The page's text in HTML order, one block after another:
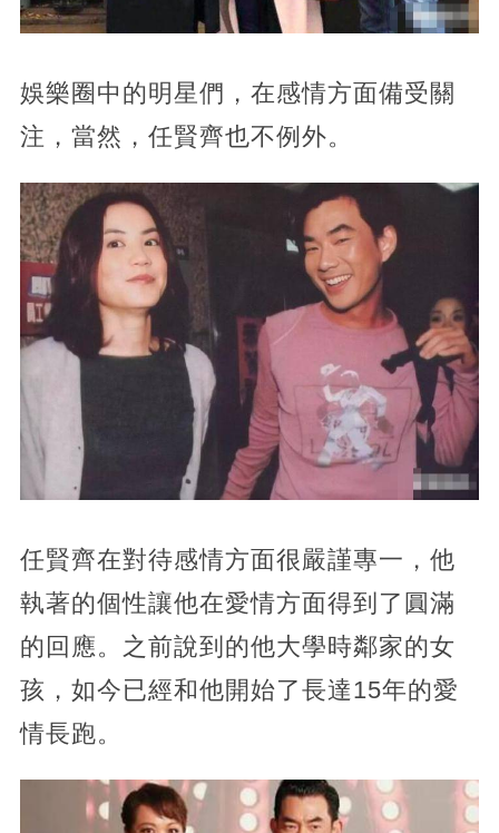
娛樂圈中的明星們，在感情方面備受關
注，當然，任賢齊也不例外。
任賢齊在對待感情方面很嚴謹專一，他
執著的個性讓他在愛情方面得到了圓滿
的回應。之前說到的他大學時鄰家的女
孩，如今已經和他開始了長達15年的愛
情長跑。